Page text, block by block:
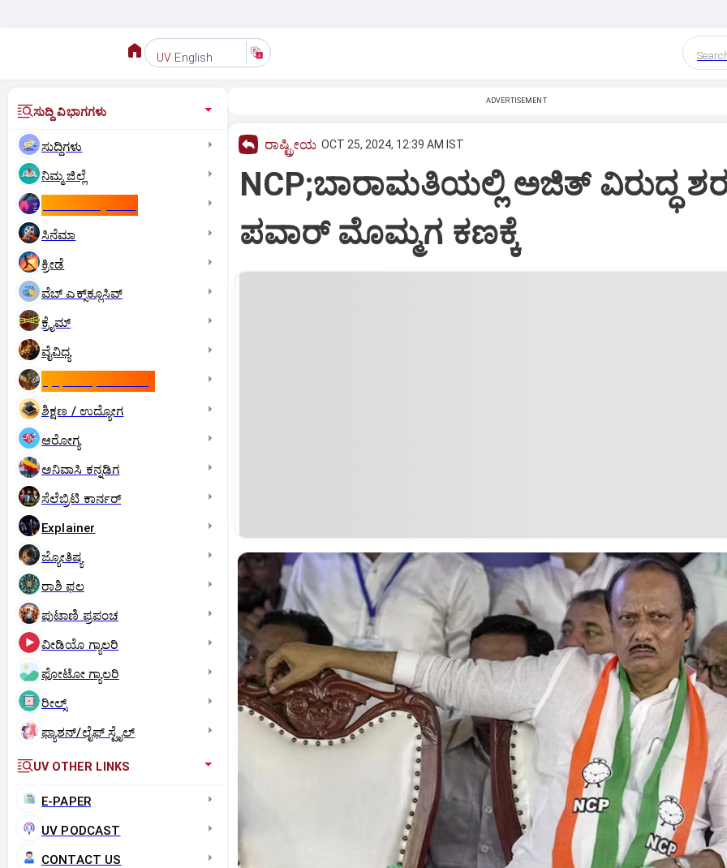
UV English
ಸುದ್ದಿ ವಿಭಾಗಗಳು
ಸುದ್ದಿಗಳು
ನಿಮ್ಮ ಜಿಲ್ಲೆ
ಸಿನೆಮಾ
ಕ್ರೀಡೆ
ವೆಬ್ ಎಕ್ಸ್‌ಕ್ಲೂಸಿವ್
ಕ್ರೈಮ್
ವೈವಿಧ್ಯ
ಶಿಕ್ಷಣ / ಉದ್ಯೋಗ
ಆರೋಗ್ಯ
ಅನಿವಾಸಿ ಕನ್ನಡಿಗ
ಸೆಲೆಬ್ರಿಟಿ ಕಾರ್ನರ್‌
Explainer
ಜ್ಯೋತಿಷ್ಯ
ರಾಶಿ ಫಲ
ಪುಟಾಣಿ ಪ್ರಪಂಚ
ವೀಡಿಯೊ ಗ್ಯಾಲರಿ
ಫೋಟೋ ಗ್ಯಾಲರಿ
ರೀಲ್ಸ್
ಫ್ಯಾಶನ್/ಲೈಫ್‌ ಸ್ಟೈಲ್
UV OTHER LINKS
E-PAPER
UV PODCAST
CONTACT US
ADVERTISEMENT
ರಾಷ್ಟ್ರೀಯ OCT 25, 2024, 12:39 AM IST
NCP;ಬಾರಾಮತಿಯಲ್ಲಿ ಅಜಿತ್‌ ವಿರುದ್ಧ
ಪವಾರ್‌ ಮೊಮ್ಮಗ ಕಣಕ್ಕೆ